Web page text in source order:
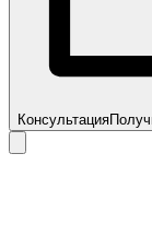
Консультация